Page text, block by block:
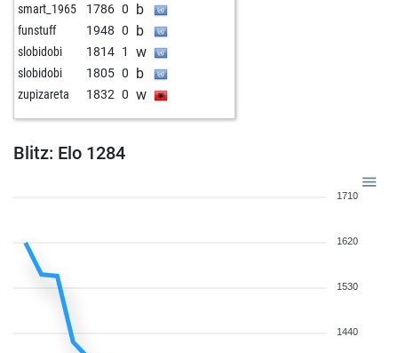
smart_1965 1786 0 b
funstuff 1948 0 b
slobidobi 1814 1 w
slobidobi 1805 0 b
zupizareta 1832 0 w
Blitz: Elo 1284
1710
1620
1530
1440